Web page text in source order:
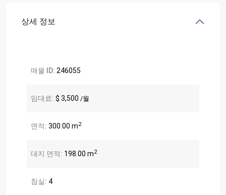
상세 정보
매물 ID: 246055
임대료: $ 3,500 /월
면적: 300.00 m2
대지 면적: 198.00 m2
침실: 4